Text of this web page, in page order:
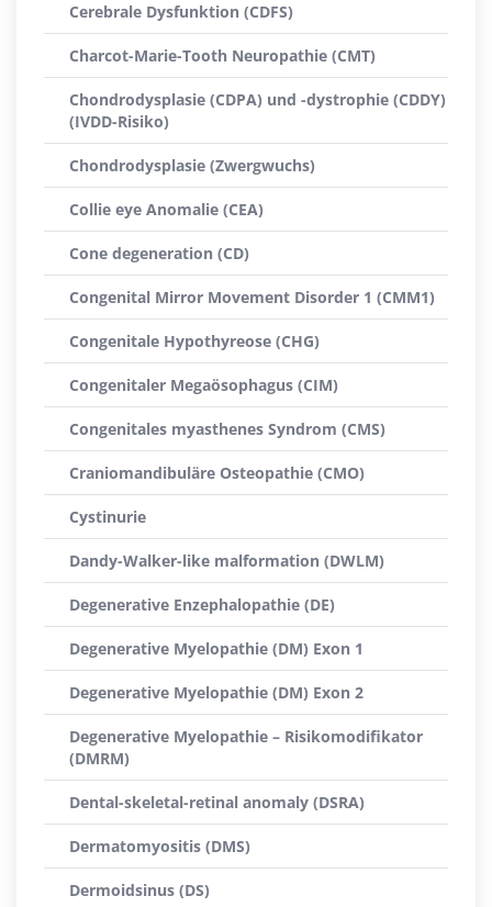
Cerebrale Dysfunktion (CDFS)
Charcot-Marie-Tooth Neuropathie (CMT)
Chondrodysplasie (CDPA) und -dystrophie (CDDY)
(IVDD-Risiko)
Chondrodysplasie (Zwergwuchs)
Collie eye Anomalie (CEA)
Cone degeneration (CD)
Congenital Mirror Movement Disorder 1 (CMM1)
Congenitale Hypothyreose (CHG)
Congenitaler Megaösophagus (CIM)
Congenitales myasthenes Syndrom (CMS)
Craniomandibuläre Osteopathie (CMO)
Cystinurie
Dandy-Walker-like malformation (DWLM)
Degenerative Enzephalopathie (DE)
Degenerative Myelopathie (DM) Exon 1
Degenerative Myelopathie (DM) Exon 2
Degenerative Myelopathie – Risikomodifikator
(DMRM)
Dental-skeletal-retinal anomaly (DSRA)
Dermatomyositis (DMS)
Dermoidsinus (DS)